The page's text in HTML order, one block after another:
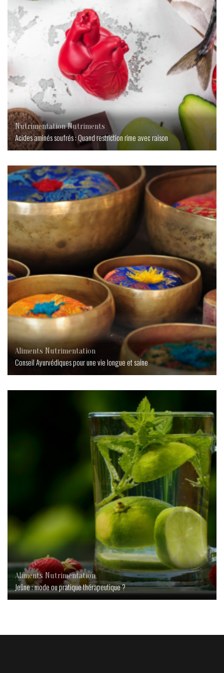
Nutrimentation Nutriments
Acides aminés soufrés : Quand restriction rime avec raison
Aliments Nutrimentation
Conseil Ayurvédiques pour une vie longue et saine
Aliments Nutrimentation
Jeûne : mode ou pratique thérapeutique ?